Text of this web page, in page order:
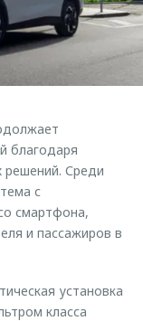
благодаря
решений. Среди
с
смартфона,
и пассажиров в
установка
класса